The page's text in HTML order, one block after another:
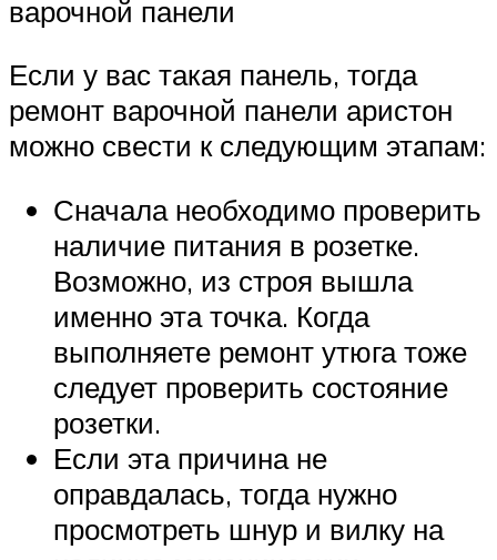
варочной панели
Если у вас такая панель, тогда
ремонт варочной панели аристон
можно свести к следующим этапам:
Сначала необходимо проверить
наличие питания в розетке.
Возможно, из строя вышла
именно эта точка. Когда
выполняете ремонт утюга тоже
следует проверить состояние
розетки.
Если эта причина не
оправдалась, тогда нужно
просмотреть шнур и вилку на